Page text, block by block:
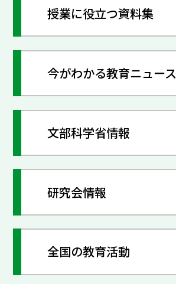
授業に役立つ資料集
今がわかる教育ニュース
文部科学省情報
研究会情報
全国の教育活動